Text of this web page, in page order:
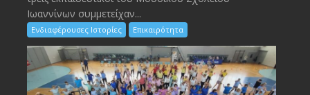
Ιωαννίνων συμμετείχαν...
Ενδιαφέρουσες Ιστορίες Επικαιρότητα